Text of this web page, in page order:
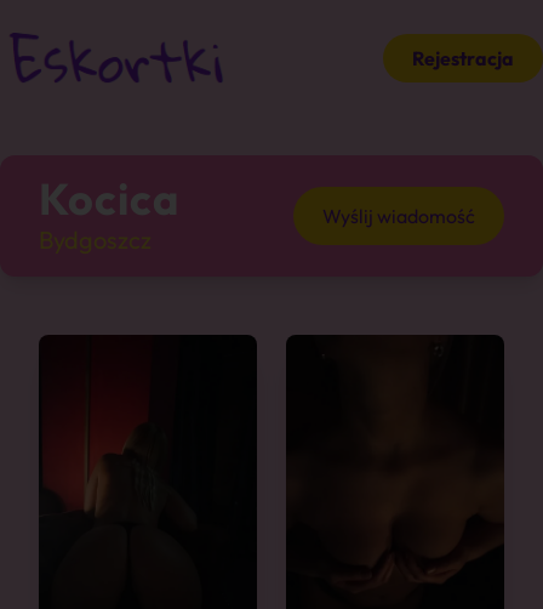
Rejestracja
Kocica Wyślij wiadomość